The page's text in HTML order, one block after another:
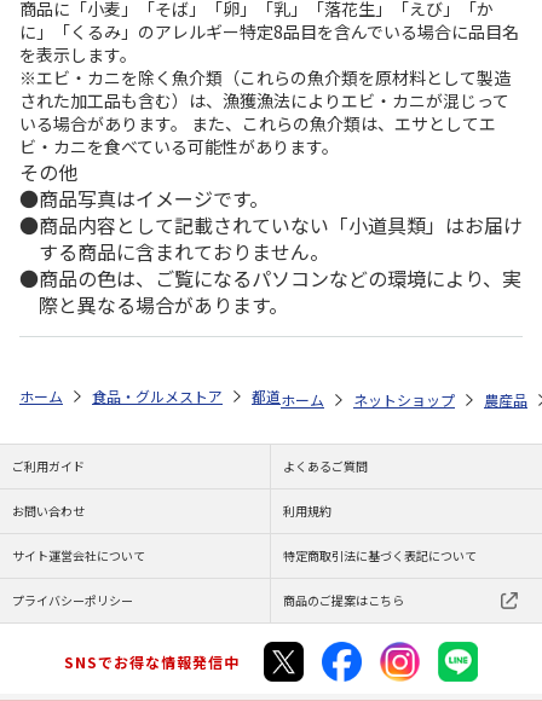
商品に「小麦」「そば」「卵」「乳」「落花生」「えび」「か
に」「くるみ」のアレルギー特定8品目を含んでいる場合に品目名
を表示します。
※エビ・カニを除く魚介類（これらの魚介類を原材料として製造
された加工品も含む）は、漁獲漁法によりエビ・カニが混じって
いる場合があります。 また、これらの魚介類は、エサとしてエ
ビ・カニを食べている可能性があります。
その他
商品写真はイメージです。
商品内容として記載されていない「小道具類」はお届け
する商品に含まれておりません。
商品の色は、ご覧になるパソコンなどの環境により、実
際と異なる場合があります。
ホーム 食品・グルメストア 都道府県から探す 千葉県 フルムー
ホーム ネットショップ 農産品
ご利用ガイド よくあるご質問
お問い合わせ 利用規約
サイト運営会社について 特定商取引法に基づく表記について
プライバシーポリシー 商品のご提案はこちら
SNSでお得な情報発信中